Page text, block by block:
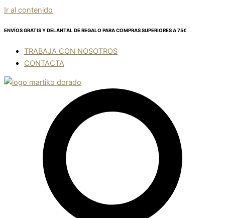
Ir al contenido
ENVÍOS GRATIS Y DELANTAL DE REGALO PARA COMPRAS SUPERIORES A 75€
TRABAJA CON NOSOTROS
CONTACTA